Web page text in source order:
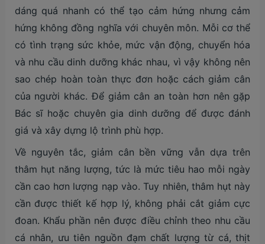
dáng quá nhanh có thể tạo cảm hứng nhưng cảm
hứng không đồng nghĩa với chuyên môn. Mỗi cơ thể
có tình trạng sức khỏe, mức vận động, chuyển hóa
và nhu cầu dinh dưỡng khác nhau, vì vậy không nên
sao chép hoàn toàn thực đơn hoặc cách giảm cân
của người khác. Để giảm cân an toàn hơn nên gặp
Bác sĩ hoặc chuyên gia dinh dưỡng để được đánh
giá và xây dựng lộ trình phù hợp.
Về nguyên tắc, giảm cân bền vững vẫn dựa trên
thâm hụt năng lượng, tức là mức tiêu hao mỗi ngày
cần cao hơn lượng nạp vào. Tuy nhiên, thâm hụt này
cần được thiết kế hợp lý, không phải cắt giảm cực
đoan. Khẩu phần nên được điều chỉnh theo nhu cầu
cá nhân, ưu tiên nguồn đạm chất lượng từ cá, thịt